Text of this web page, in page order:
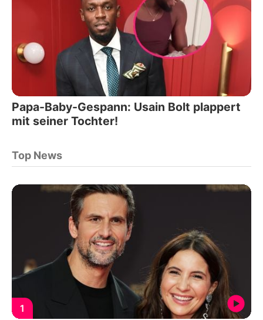
Papa-Baby-Gespann: Usain Bolt plappert
mit seiner Tochter!
Top News
1